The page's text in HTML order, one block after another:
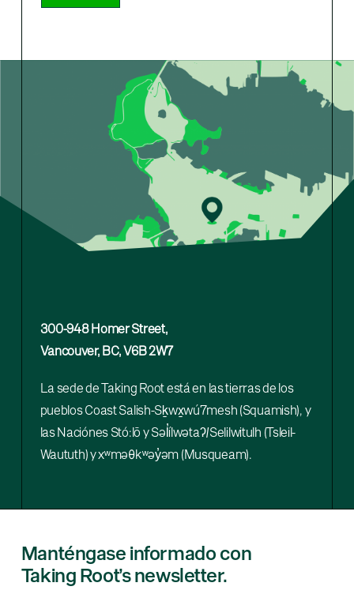
300-948 Homer Street,
Vancouver, BC, V6B 2W7
La sede deTakingRootestá en las tierras de los
pueblosCoastSalish-Sḵwx̱wú7mesh (Squamish),y
lasNaciónesStó:lōySəl̓ílwətaʔ/Selilwitulh (Tsleil-
Waututh) yxʷməθkʷəy̓əm(Musqueam).
Manténgase informado con
Taking Root’s newsletter.